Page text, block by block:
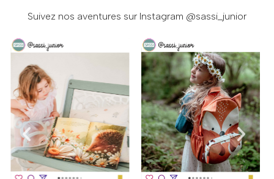
Suivez nos aventures sur Instagram @sassi_junior